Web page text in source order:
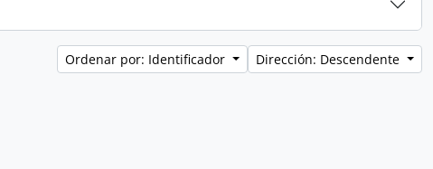
Ordenar por: Identificador Dirección: Descendente